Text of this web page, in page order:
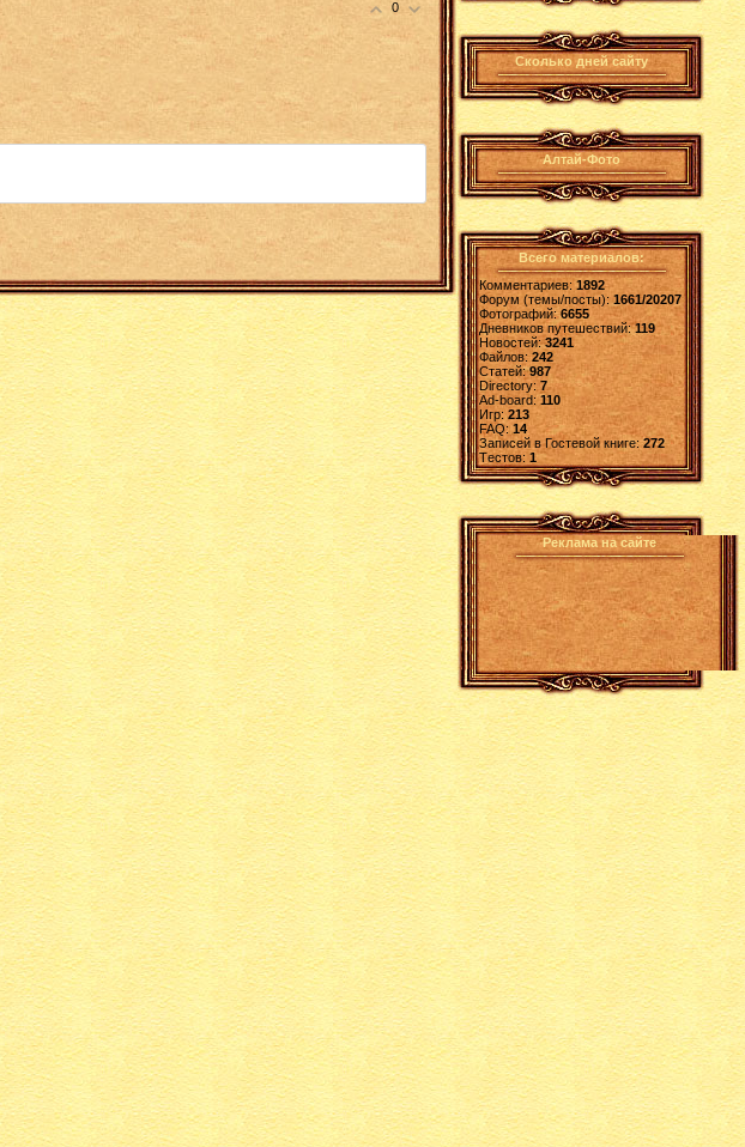
0
Сколько дней сайту
Алтай-Фото
Всего материалов:
Комментариев: 1892
Форум (темы/посты):1661/20207
Фотографий:6655
Дневников путешествий:119
Новостей:3241
Файлов: 242
Статей:987
Directory: 7
Ad-board:110
Игр: 213
FAQ:14
Записей в Гостевой книге:272
Tестов: 1
Реклама на сайте